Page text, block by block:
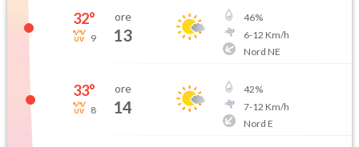
32°
9
ore
13
46%
6-12 Km/h
Nord NE
33°
8
ore
14
42%
7-12 Km/h
Nord E